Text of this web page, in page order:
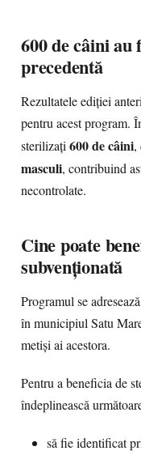
600 de câini
precedentă
Rezultatele ediției
pentru acest program.
sterilizați600 de câini,
masculi, contribuind
necontrolate.
Cine poate
subvenționată
Programul se
în municipiul Satu
metiși ai acestora.
Pentru a beneficia de
îndeplinească
să fie identificat